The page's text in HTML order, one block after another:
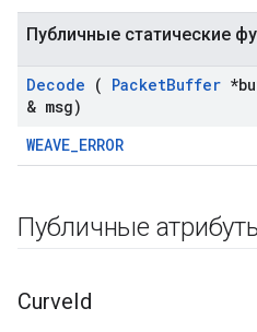
Публичные статические
Decode ( PacketBuffer
& msg)
WEAVE_ERROR
Публичные
CurveId